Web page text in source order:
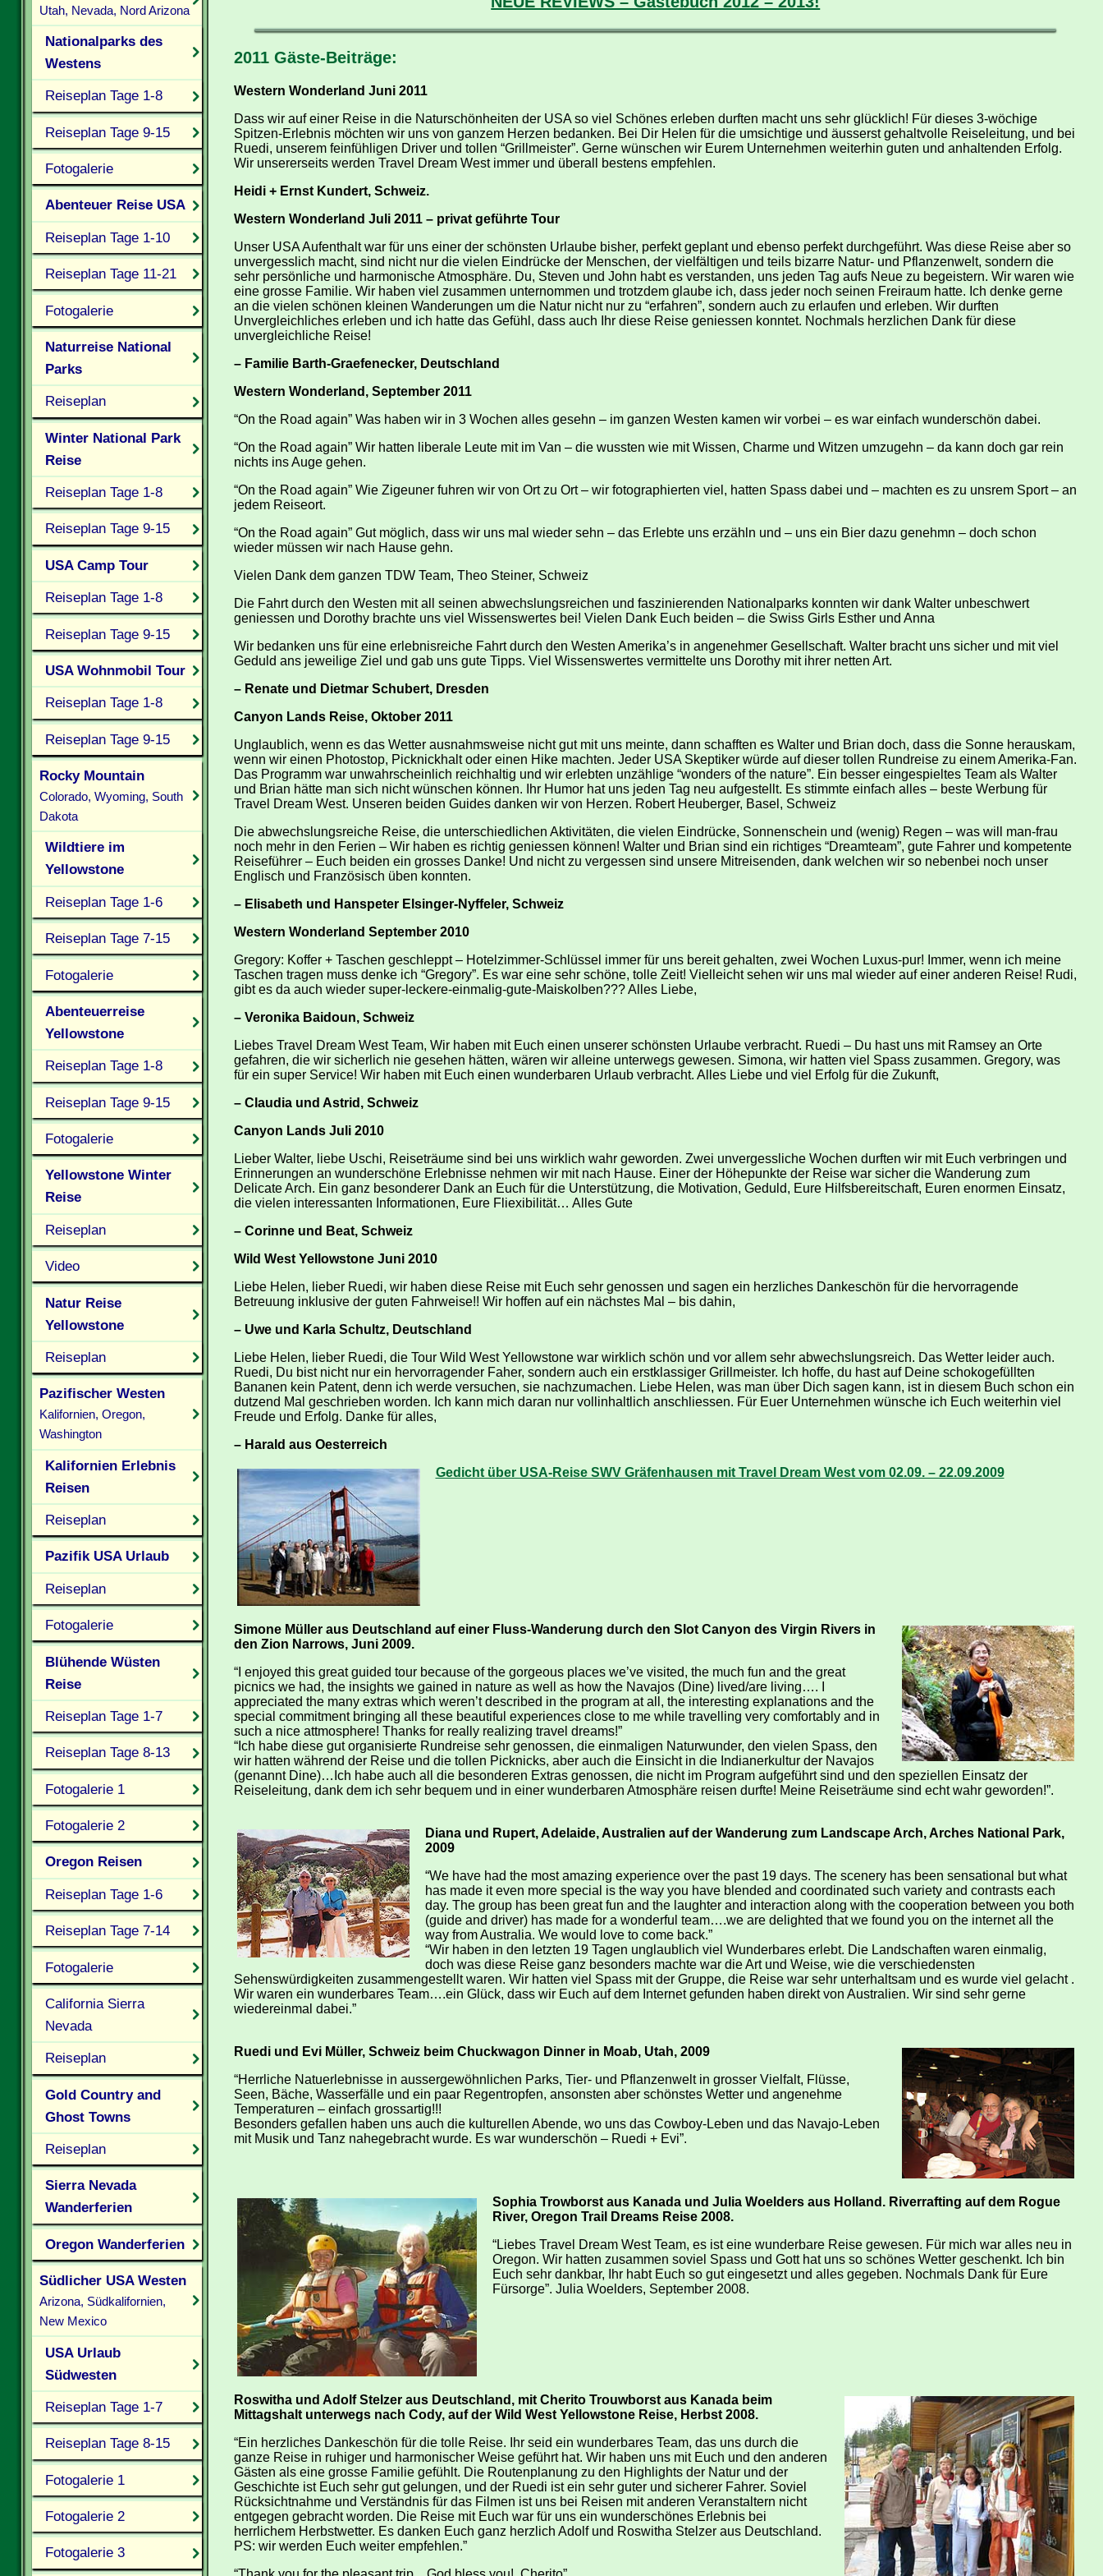
2011 Gäste-Beiträge:
Western Wonderland Juni 2011
Dass wir auf einer Reise in die Naturschönheiten der USA so viel Schönes erleben durften macht uns sehr glücklich! Für dieses 3-wöchige
Spitzen-Erlebnis möchten wir uns von ganzem Herzen bedanken. Bei Dir Helen für die umsichtige und äusserst gehaltvolle Reiseleitung, und bei
Ruedi, unserem feinfühligen Driver und tollen “Grillmeister”. Gerne wünschen wir Eurem Unternehmen weiterhin guten und anhaltenden Erfolg.
Wir unsererseits werden Travel Dream West immer und überall bestens empfehlen.
Heidi + Ernst Kundert, Schweiz.
Western Wonderland Juli 2011 – privat geführte Tour
Unser USA Aufenthalt war für uns einer der schönsten Urlaube bisher, perfekt geplant und ebenso perfekt durchgeführt. Was diese Reise aber so
unvergesslich macht, sind nicht nur die vielen Eindrücke der Menschen, der vielfältigen und teils bizarre Natur- und Pflanzenwelt, sondern die
sehr persönliche und harmonische Atmosphäre. Du, Steven und John habt es verstanden, uns jeden Tag aufs Neue zu begeistern. Wir waren wie
eine grosse Familie. Wir haben viel zusammen unternommen und trotzdem glaube ich, dass jeder noch seinen Freiraum hatte. Ich denke gerne
an die vielen schönen kleinen Wanderungen um die Natur nicht nur zu “erfahren”, sondern auch zu erlaufen und erleben. Wir durften
Unvergleichliches erleben und ich hatte das Gefühl, dass auch Ihr diese Reise geniessen konntet. Nochmals herzlichen Dank für diese
unvergleichliche Reise!
– Familie Barth-Graefenecker, Deutschland
Western Wonderland, September 2011
“On the Road again” Was haben wir in 3 Wochen alles gesehn – im ganzen Westen kamen wir vorbei – es war einfach wunderschön dabei.
“On the Road again” Wir hatten liberale Leute mit im Van – die wussten wie mit Wissen, Charme und Witzen umzugehn – da kann doch gar rein
nichts ins Auge gehen.
“On the Road again” Wie Zigeuner fuhren wir von Ort zu Ort – wir fotographierten viel, hatten Spass dabei und – machten es zu unsrem Sport – an
jedem Reiseort.
“On the Road again” Gut möglich, dass wir uns mal wieder sehn – das Erlebte uns erzähln und – uns ein Bier dazu genehmn – doch schon
wieder müssen wir nach Hause gehn.
Vielen Dank dem ganzen TDW Team, Theo Steiner, Schweiz
Die Fahrt durch den Westen mit all seinen abwechslungsreichen und faszinierenden Nationalparks konnten wir dank Walter unbeschwert
geniessen und Dorothy brachte uns viel Wissenswertes bei! Vielen Dank Euch beiden – die Swiss Girls Esther und Anna
Wir bedanken uns für eine erlebnisreiche Fahrt durch den Westen Amerika’s in angenehmer Gesellschaft. Walter bracht uns sicher und mit viel
Geduld ans jeweilige Ziel und gab uns gute Tipps. Viel Wissenswertes vermittelte uns Dorothy mit ihrer netten Art.
– Renate und Dietmar Schubert, Dresden
Canyon Lands Reise, Oktober 2011
Unglaublich, wenn es das Wetter ausnahmsweise nicht gut mit uns meinte, dann schafften es Walter und Brian doch, dass die Sonne herauskam,
wenn wir einen Photostop, Picknickhalt oder einen Hike machten. Jeder USA Skeptiker würde auf dieser tollen Rundreise zu einem Amerika-Fan.
Das Programm war unwahrscheinlich reichhaltig und wir erlebten unzählige “wonders of the nature”. Ein besser eingespieltes Team als Walter
und Brian hätte man sich nicht wünschen können. Ihr Humor hat uns jeden Tag neu aufgestellt. Es stimmte einfach alles – beste Werbung für
Travel Dream West. Unseren beiden Guides danken wir von Herzen. Robert Heuberger, Basel, Schweiz
Die abwechslungsreiche Reise, die unterschiedlichen Aktivitäten, die vielen Eindrücke, Sonnenschein und (wenig) Regen – was will man-frau
noch mehr in den Ferien – Wir haben es richtig geniessen können! Walter und Brian sind ein richtiges “Dreamteam”, gute Fahrer und kompetente
Reiseführer – Euch beiden ein grosses Danke! Und nicht zu vergessen sind unsere Mitreisenden, dank welchen wir so nebenbei noch unser
Englisch und Französisch üben konnten.
– Elisabeth und Hanspeter Elsinger-Nyffeler, Schweiz
Western Wonderland September 2010
Gregory: Koffer + Taschen geschleppt – Hotelzimmer-Schlüssel immer für uns bereit gehalten, zwei Wochen Luxus-pur! Immer, wenn ich meine
Taschen tragen muss denke ich “Gregory”. Es war eine sehr schöne, tolle Zeit! Vielleicht sehen wir uns mal wieder auf einer anderen Reise! Rudi,
gibt es da auch wieder super-leckere-einmalig-gute-Maiskolben??? Alles Liebe,
– Veronika Baidoun, Schweiz
Liebes Travel Dream West Team, Wir haben mit Euch einen unserer schönsten Urlaube verbracht. Ruedi – Du hast uns mit Ramsey an Orte
gefahren, die wir sicherlich nie gesehen hätten, wären wir alleine unterwegs gewesen. Simona, wir hatten viel Spass zusammen. Gregory, was
für ein super Service! Wir haben mit Euch einen wunderbaren Urlaub verbracht. Alles Liebe und viel Erfolg für die Zukunft,
– Claudia und Astrid, Schweiz
Canyon Lands Juli 2010
Lieber Walter, liebe Uschi, Reiseträume sind bei uns wirklich wahr geworden. Zwei unvergessliche Wochen durften wir mit Euch verbringen und
Erinnerungen an wunderschöne Erlebnisse nehmen wir mit nach Hause. Einer der Höhepunkte der Reise war sicher die Wanderung zum
Delicate Arch. Ein ganz besonderer Dank an Euch für die Unterstützung, die Motivation, Geduld, Eure Hilfsbereitschaft, Euren enormen Einsatz,
die vielen interessanten Informationen, Eure Fliexibilität… Alles Gute
– Corinne und Beat, Schweiz
Wild West Yellowstone Juni 2010
Liebe Helen, lieber Ruedi, wir haben diese Reise mit Euch sehr genossen und sagen ein herzliches Dankeschön für die hervorragende
Betreuung inklusive der guten Fahrweise!! Wir hoffen auf ein nächstes Mal – bis dahin,
– Uwe und Karla Schultz, Deutschland
Liebe Helen, lieber Ruedi, die Tour Wild West Yellowstone war wirklich schön und vor allem sehr abwechslungsreich. Das Wetter leider auch.
Ruedi, Du bist nicht nur ein hervorragender Faher, sondern auch ein erstklassiger Grillmeister. Ich hoffe, du hast auf Deine schokogefüllten
Bananen kein Patent, denn ich werde versuchen, sie nachzumachen. Liebe Helen, was man über Dich sagen kann, ist in diesem Buch schon ein
dutzend Mal geschrieben worden. Ich kann mich daran nur vollinhaltlich anschliessen. Für Euer Unternehmen wünsche ich Euch weiterhin viel
Freude und Erfolg. Danke für alles,
– Harald aus Oesterreich
Gedicht über USA-Reise SWV Gräfenhausen mit Travel Dream West vom 02.09. – 22.09.2009
Simone Müller aus Deutschland auf einer Fluss-Wanderung durch den Slot Canyon des Virgin Rivers in
den Zion Narrows, Juni 2009.
“I enjoyed this great guided tour because of the gorgeous places we’ve visited, the much fun and the great
picnics we had, the insights we gained in nature as well as how the Navajos (Dine) lived/are living…. I
appreciated the many extras which weren’t described in the program at all, the interesting explanations and the
special commitment bringing all these beautiful experiences close to me while travelling very comfortably and in
such a nice attmosphere! Thanks for really realizing travel dreams!”
“Ich habe diese gut organisierte Rundreise sehr genossen, die einmaligen Naturwunder, den vielen Spass, den
wir hatten während der Reise und die tollen Picknicks, aber auch die Einsicht in die Indianerkultur der Navajos
(genannt Dine)…Ich habe auch all die besonderen Extras genossen, die nicht im Program aufgeführt sind und den speziellen Einsatz der
Reiseleitung, dank dem ich sehr bequem und in einer wunderbaren Atmosphäre reisen durfte! Meine Reiseträume sind echt wahr geworden!”.
Diana und Rupert, Adelaide, Australien auf der Wanderung zum Landscape Arch, Arches National Park,
2009
“We have had the most amazing experience over the past 19 days. The scenery has been sensational but what
has made it even more special is the way you have blended and coordinated such variety and contrasts each
day. The group has been great fun and the laughter and interaction along with the cooperation between you both
(guide and driver) has made for a wonderful team….we are delighted that we found you on the internet all the
way from Australia. We would love to come back.”
“Wir haben in den letzten 19 Tagen unglaublich viel Wunderbares erlebt. Die Landschaften waren einmalig,
doch was diese Reise ganz besonders machte war die Art und Weise, wie die verschiedensten
Sehenswürdigkeiten zusammengestellt waren. Wir hatten viel Spass mit der Gruppe, die Reise war sehr unterhaltsam und es wurde viel gelacht .
Wir waren ein wunderbares Team….ein Glück, dass wir Euch auf dem Internet gefunden haben direkt von Australien. Wir sind sehr gerne
wiedereinmal dabei.”
Ruedi und Evi Müller, Schweiz beim Chuckwagon Dinner in Moab, Utah, 2009
“Herrliche Natuerlebnisse in aussergewöhnlichen Parks, Tier- und Pflanzenwelt in grosser Vielfalt, Flüsse,
Seen, Bäche, Wasserfälle und ein paar Regentropfen, ansonsten aber schönstes Wetter und angenehme
Temperaturen – einfach grossartig!!!
Besonders gefallen haben uns auch die kulturellen Abende, wo uns das Cowboy-Leben und das Navajo-Leben
mit Musik und Tanz nahegebracht wurde. Es war wunderschön – Ruedi + Evi”.
Sophia Trowborst aus Kanada und Julia Woelders aus Holland. Riverrafting auf dem Rogue
River, Oregon Trail Dreams Reise 2008.
“Liebes Travel Dream West Team, es ist eine wunderbare Reise gewesen. Für mich war alles neu in
Oregon. Wir hatten zusammen soviel Spass und Gott hat uns so schönes Wetter geschenkt. Ich bin
Euch sehr dankbar, Ihr habt Euch so gut eingesetzt und alles gegeben. Nochmals Dank für Eure
Fürsorge”. Julia Woelders, September 2008.
Roswitha und Adolf Stelzer aus Deutschland, mit Cherito Trouwborst aus Kanada beim
Mittagshalt unterwegs nach Cody, auf der Wild West Yellowstone Reise, Herbst 2008.
“Ein herzliches Dankeschön für die tolle Reise. Ihr seid ein wunderbares Team, das uns durch die
ganze Reise in ruhiger und harmonischer Weise geführt hat. Wir haben uns mit Euch und den anderen
Gästen als eine grosse Familie gefühlt. Die Routenplanung zu den Highlights der Natur und der
Geschichte ist Euch sehr gut gelungen, und der Ruedi ist ein sehr guter und sicherer Fahrer. Soviel
Rücksichtnahme und Verständnis für das Filmen ist uns bei Reisen mit anderen Veranstaltern nicht
entgegen gebracht worden. Die Reise mit Euch war für uns ein wunderschönes Erlebnis bei
herrlichem Herbstwetter. Es danken Euch ganz herzlich Adolf und Roswitha Stelzer aus Deutschland.
PS: wir werden Euch weiter empfehlen.”
Utah, Nevada, Nord Arizona
Nationalparks des
Westens
Reiseplan Tage 1-8
Reiseplan Tage 9-15
Fotogalerie
Abenteuer Reise USA
Reiseplan Tage 1-10
Reiseplan Tage 11-21
Fotogalerie
Naturreise National
Parks
Reiseplan
Winter National Park
Reise
Reiseplan Tage 1-8
Reiseplan Tage 9-15
USA Camp Tour
Reiseplan Tage 1-8
Reiseplan Tage 9-15
USA Wohnmobil Tour
Reiseplan Tage 1-8
Reiseplan Tage 9-15
Rocky Mountain
Colorado, Wyoming, South
Dakota
Wildtiere im
Yellowstone
Reiseplan Tage 1-6
Reiseplan Tage 7-15
Fotogalerie
Abenteuerreise
Yellowstone
Reiseplan Tage 1-8
Reiseplan Tage 9-15
Fotogalerie
Yellowstone Winter
Reise
Reiseplan
Video
Natur Reise
Yellowstone
Reiseplan
Pazifischer Westen
Kalifornien, Oregon,
Washington
Kalifornien Erlebnis
Reisen
Reiseplan
Pazifik USA Urlaub
Reiseplan
Fotogalerie
Blühende Wüsten
Reise
Reiseplan Tage 1-7
Reiseplan Tage 8-13
Fotogalerie 1
Fotogalerie 2
Oregon Reisen
Reiseplan Tage 1-6
Reiseplan Tage 7-14
Fotogalerie
California Sierra
Nevada
Reiseplan
Gold Country and
Ghost Towns
Reiseplan
Sierra Nevada
Wanderferien
Oregon Wanderferien
Südlicher USA Westen
Arizona, Südkalifornien,
New Mexico
USA Urlaub
Südwesten
Reiseplan Tage 1-7
Reiseplan Tage 8-15
Fotogalerie 1
Fotogalerie 2
Fotogalerie 3